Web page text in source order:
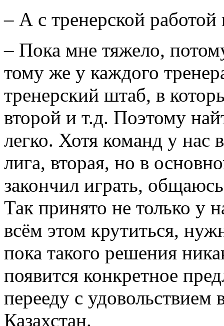
– А с тренерской работой
– Пока мне тяжело,
тому же у каждого
тренерский штаб, в
второй и т.д. Поэтому
легко. Хотя команд у нас
лига, вторая, но в
закончил играть,
Так принято не только у
всём этом крутиться,
пока такого решения
появится конкретное
перееду с
Казахстан.